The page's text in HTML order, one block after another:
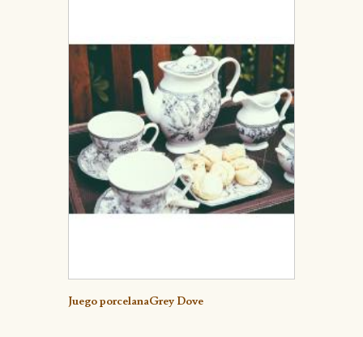
Detalle
Juego porcelanaGrey Dove